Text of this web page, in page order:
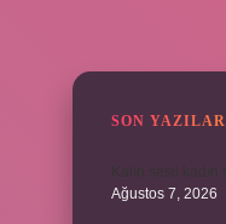
SON YAZILAR
Ağustos 7, 2026